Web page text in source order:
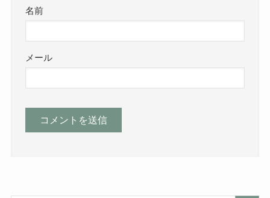
名前
メール